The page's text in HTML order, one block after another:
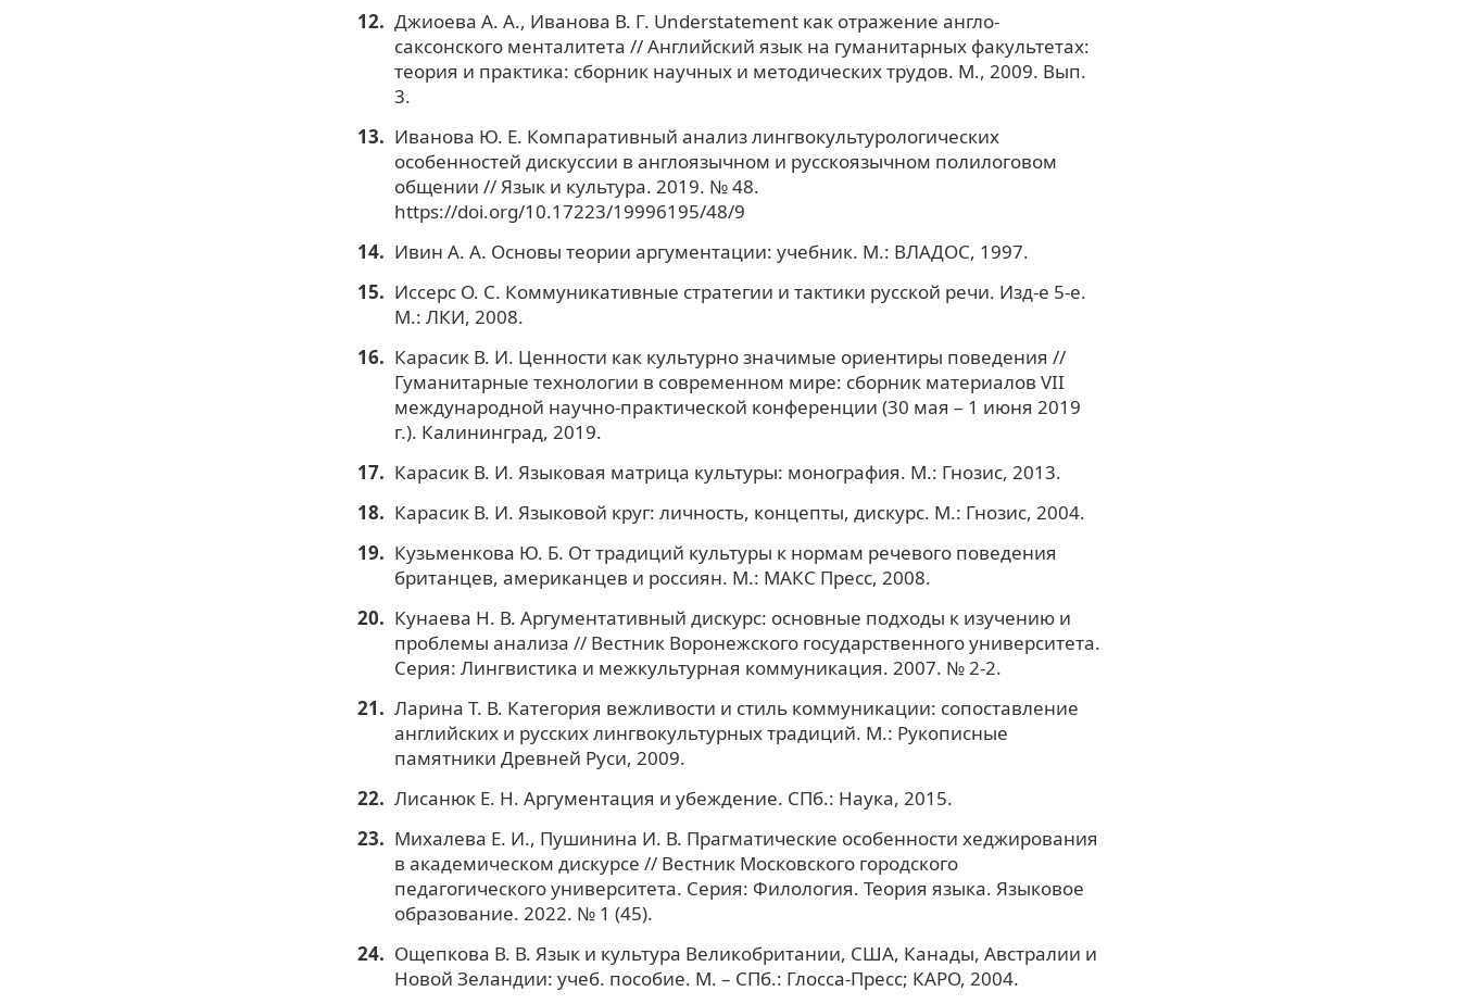
Джиоева А. А., Иванова В. Г. Understatement как отражение англо-
саксонского менталитета // Английский язык на гуманитарных факультетах:
теория и практика: сборник научных и методических трудов. М., 2009. Вып.
3.
Иванова Ю. Е. Компаративный анализ лингвокультурологических
особенностей дискуссии в англоязычном и русскоязычном полилоговом
общении // Язык и культура. 2019. № 48.
https://doi.org/10.17223/19996195/48/9
Ивин А. А. Основы теории аргументации: учебник. М.: ВЛАДОС, 1997.
Иссерс О. С. Коммуникативные стратегии и тактики русской речи. Изд-е 5-е.
М.: ЛКИ, 2008.
Карасик В. И. Ценности как культурно значимые ориентиры поведения //
Гуманитарные технологии в современном мире: сборник материалов VII
международной научно-практической конференции (30 мая – 1 июня 2019
г.). Калининград, 2019.
Карасик В. И. Языковая матрица культуры: монография. М.: Гнозис, 2013.
Карасик В. И. Языковой круг: личность, концепты, дискурс. М.: Гнозис, 2004.
Кузьменкова Ю. Б. От традиций культуры к нормам речевого поведения
британцев, американцев и россиян. М.: МАКС Пресс, 2008.
Кунаева Н. В. Аргументативный дискурс: основные подходы к изучению и
проблемы анализа // Вестник Воронежского государственного университета.
Серия: Лингвистика и межкультурная коммуникация. 2007. № 2-2.
Ларина Т. В. Категория вежливости и стиль коммуникации: сопоставление
английских и русских лингвокультурных традиций. М.: Рукописные
памятники Древней Руси, 2009.
Лисанюк Е. Н. Аргументация и убеждение. СПб.: Наука, 2015.
Михалева Е. И., Пушинина И. В. Прагматические особенности хеджирования
в академическом дискурсе // Вестник Московского городского
педагогического университета. Серия: Филология. Теория языка. Языковое
образование. 2022. № 1 (45).
Ощепкова В. В. Язык и культура Великобритании, США, Канады, Австралии и
Новой Зеландии: учеб. пособие. М. – СПб.: Глосса-Пресс; КАРО, 2004.